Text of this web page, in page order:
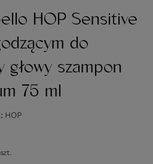
HOP Sensitive
do
szampon
75 ml
HOP
szt.